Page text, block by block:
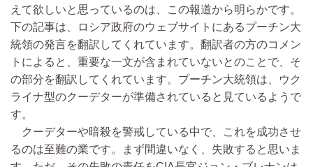
えて欲しいと思っているのは、この報道から明らかです。
下の記事は、ロシア政府のウェブサイトにあるプーチン大
統領の発言を翻訳してくれています。翻訳者の方のコメン
トによると、重要な一文が含まれていないとのことで、そ
の部分を翻訳してくれています。プーチン大統領は、ウク
ライナ型のクーデターが準備されていると見ているようで
す。
クーデターや暗殺を警戒している中で、これを成功させ
るのは至難の業です。まず間違いなく、失敗すると思いま